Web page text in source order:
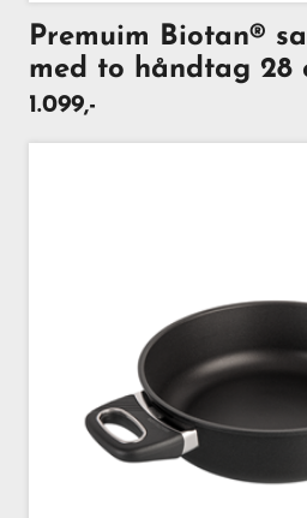
Premuim Biotan®
med to håndtag 28
1.099,-